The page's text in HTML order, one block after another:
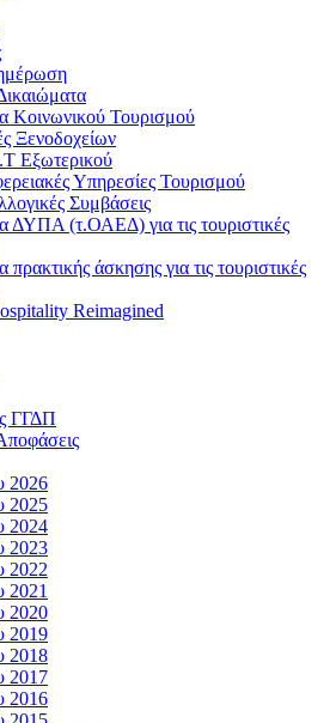
Κοινωνικού Τουρισμού
Ξενοδοχείων
Εξωτερικού
Υπηρεσίες Τουρισμού
Συμβάσεις
ΔΥΠΑ (τ.ΟΑΕΔ) για τις τουριστικές
άσκησης για τις τουριστικές
Reimagined
ΓΓΔΠ
2026
2025
2024
2023
2022
2021
2020
2019
2018
2017
2016